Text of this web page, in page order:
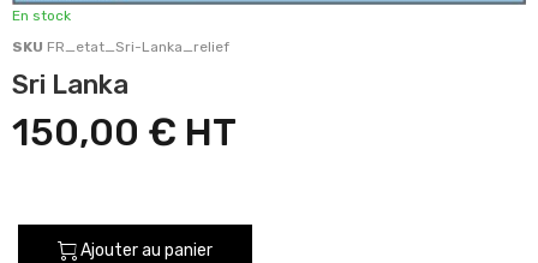
En stock
SKU FR_etat_Sri-Lanka_relief
Sri Lanka
150,00 €
Ajouter au panier